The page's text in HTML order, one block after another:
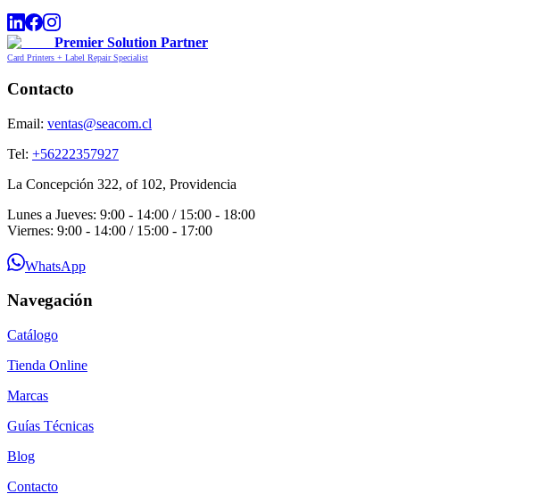
Premier Solution Partner
Card Printers + Label Repair Specialist
Contacto
Email: ventas@seacom.cl
Tel: +56222357927
La Concepción 322, of 102, Providencia
Lunes a Jueves: 9:00 - 14:00 / 15:00 - 18:00
Viernes: 9:00 - 14:00 / 15:00 - 17:00
WhatsApp
Navegación
Catálogo
Tienda Online
Marcas
Guías Técnicas
Blog
Contacto